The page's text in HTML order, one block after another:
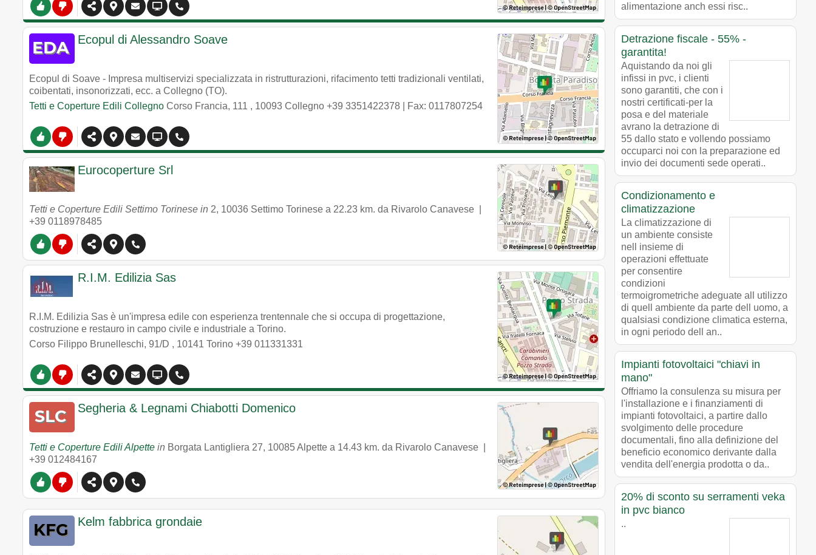
Ecopul di Alessandro Soave
Ecopul di Soave - Impresa multiservizi specializzata in ristrutturazioni, rifacimento tetti tradizionali ventilati,
coibentati, insonorizzati, ecc. a Collegno (TO).
Tetti e Coperture Edili Collegno Corso Francia, 111 , 10093 Collegno +39 3351422378 | Fax: 0117807254
Eurocoperture Srl
Tetti e Coperture Edili Settimo Torinese in 2, 10036 Settimo Torinese a 22.23 km. da Rivarolo Canavese |
+39 0118978485
R.I.M. Edilizia Sas
R.I.M. Edilizia Sas è un'impresa edile con esperienza trentennale che si occupa di progettazione,
costruzione e restauro in campo civile e industriale a Torino.
Corso Filippo Brunelleschi, 91/D , 10141 Torino +39 011331331
Segheria & Legnami Chiabotti Domenico
Tetti e Coperture Edili Alpette in Borgata Lantigliera 27, 10085Alpette a 14.43 km. da Rivarolo Canavese |
+39 012484167
Kelm fabbrica grondaie
alimentazione anch essi risc..
Detrazione fiscale - 55% -
garantita!
Aquistando da noi gli
infissi in pvc, i clienti
sono garantiti, che con i
nostri certificati-per la
posa e del materiale
avrano la detrazione di
55 dallo stato e vollendo possiamo
occuparci noi con la preparazione ed
invio dei documenti sede operati..
Condizionamento e
climatizzazione
La climatizzazione di
un ambiente consiste
nell insieme di
operazioni effettuate
per consentire
condizioni
termoigrometriche adeguate all utilizzo
di quell ambiente da parte dell uomo, a
qualsiasi condizione climatica esterna,
in ogni periodo dell an..
Impianti fotovoltaici "chiavi in
mano"
Offriamo la consulenza su misura per
l'installazione e i finanziamenti di
impianti fotovoltaici, a partire dallo
svolgimento delle procedure
documentali, fino alla definizione del
beneficio economico derivante dalla
vendita dell'energia prodotta o da..
20% di sconto su serramenti veka
in pvc bianco
..